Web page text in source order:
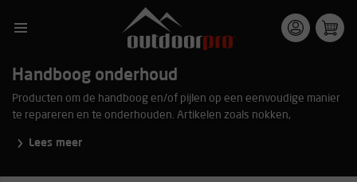
Handboog onderhoud
Producten om de handboog en/of pijlen op een eenvoudige manier
te repareren en te onderhouden. Artikelen zoals nokken,
levensduur van de handboog en/of pijlen. Voor zowel professionals
Lees meer